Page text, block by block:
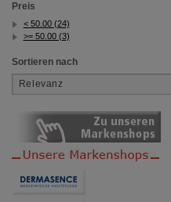
Preis
< 50.00 (24)
>= 50.00 (3)
Sortieren nach